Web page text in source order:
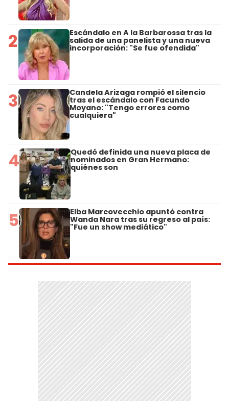
2 Escándalo en A la Barbarossa tras la
salida de una panelista y una nueva
incorporación: "Se fue ofendida"
3 Candela Arizaga rompió el silencio
tras el escándalo con Facundo
Moyano: "Tengo errores como
cualquiera"
4 Quedó definida una nueva placa de
nominados en Gran Hermano:
quiénes son
5 Elba Marcovecchio apuntó contra
Wanda Nara tras su regreso al país:
"Fue un show mediático"